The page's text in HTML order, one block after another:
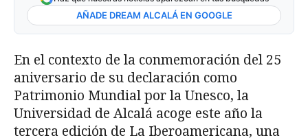
AÑADE DREAM ALCALÁ EN GOOGLE
En el contexto de la conmemoración del 25
aniversario de su declaración como
Patrimonio Mundial por la Unesco, la
Universidad de Alcalá acoge este año la
tercera edición de La Iberoamericana, una